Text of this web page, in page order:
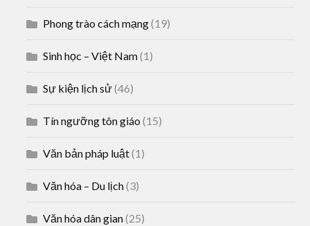
Phong trào cách mạng(19)
Sinh học – Việt Nam(1)
Sự kiện lịch sử(46)
Tín ngưỡng tôn giáo (15)
Văn bản pháp luật(1)
Văn hóa – Du lịch(3)
Văn hóa dân gian(25)